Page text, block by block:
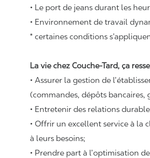
• Le port de jeans durant les
• Environnement de travail
* certaines conditions
La vie chez Couche-Tard, ça
• Assurer la gestion de
(commandes, dépôts
• Entretenir des relations
• Offrir un excellent service à
à leurs besoins;
• Prendre part à l’optimisation